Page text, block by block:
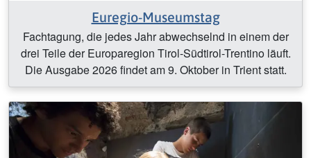
Euregio-Museumstag
Fachtagung, die jedes Jahr abwechselnd in einem der
drei Teile der Europaregion Tirol-Südtirol-Trentino läuft.
Die Ausgabe 2026 findet am 9. Oktober in Trient statt.